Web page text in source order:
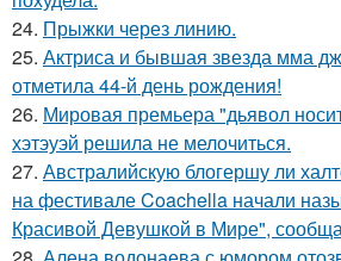
24. Прыжки через линию.
25. Актриса и бывшая звезда мма
отметила 44-й день рождения!
26. Мировая премьера "дьявол
хэтэуэй решила не мелочиться.
27. Австралийскую блогершу ли
на фестивале Coachella начали
Красивой Девушкой в Мире",